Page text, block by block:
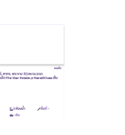
ร, พระราม 3 06/02/2025
Star Estate @ Narathiwas ชั้น